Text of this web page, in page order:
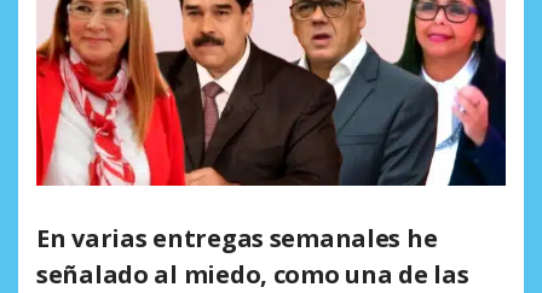
En varias entregas semanales he
señalado al miedo, como una de las